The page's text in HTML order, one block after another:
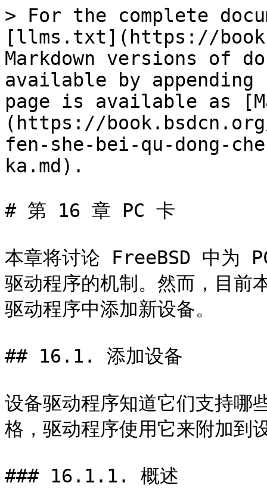
> For the complete
[llms.txt](https://
Markdown versions of
available by
page is available as
(https://
fen-she-bei-qu-dong-
ka.md).
# 第 16 章 PC 卡
本章将讨论 FreeBSD 中为
驱动程序的机制。然而，目
驱动程序中添加新设备。
## 16.1. 添加设备
设备驱动程序知道它们支持哪
格，驱动程序使用它来附加到
### 16.1.1. 概述